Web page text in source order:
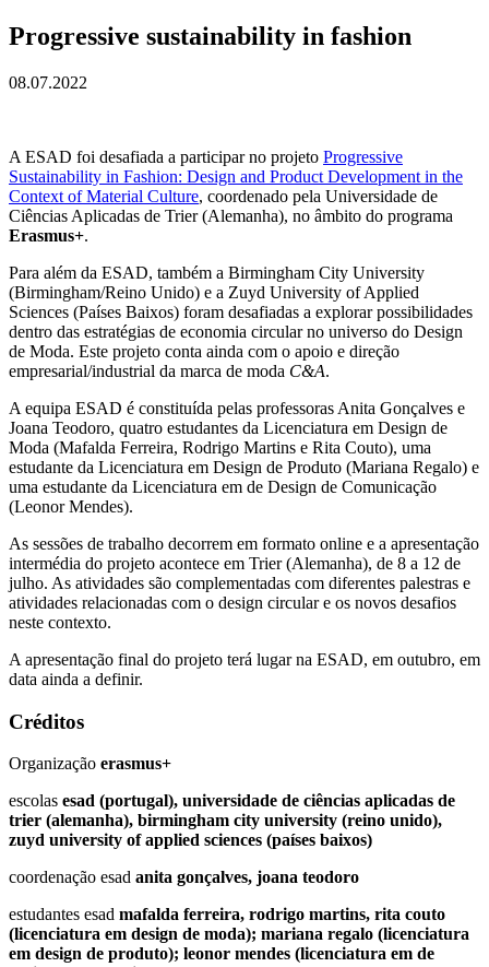
Progressive sustainability in fashion
08.07.2022
A ESAD foi desafiada a participar no projeto Progressive
Sustainability in Fashion: Design and Product Development in the
Context of Material Culture, coordenado pela Universidade de
Ciências Aplicadas de Trier (Alemanha), no âmbito do programa
Erasmus+.
Para além da ESAD, também a Birmingham City University
(Birmingham/Reino Unido) e a Zuyd University of Applied
Sciences (Países Baixos) foram desafiadas a explorar possibilidades
dentro das estratégias de economia circular no universo do Design
de Moda. Este projeto conta ainda com o apoio e direção
empresarial/industrial da marca de moda C&A.
A equipa ESAD é constituída pelas professoras Anita Gonçalves e
Joana Teodoro, quatro estudantes da Licenciatura em Design de
Moda (Mafalda Ferreira, Rodrigo Martins e Rita Couto), uma
estudante da Licenciatura em Design de Produto (Mariana Regalo) e
uma estudante da Licenciatura em de Design de Comunicação
(Leonor Mendes).
As sessões de trabalho decorrem em formato online e a apresentação
intermédia do projeto acontece em Trier (Alemanha), de 8 a 12 de
julho. As atividades são complementadas com diferentes palestras e
atividades relacionadas com o design circular e os novos desafios
neste contexto.
A apresentação final do projeto terá lugar na ESAD, em outubro, em
data ainda a definir.
Créditos
Organização erasmus+
escolas esad (portugal), universidade de ciências aplicadas de
trier (alemanha), birmingham city university (reino unido),
zuyd university of applied sciences (países baixos)
coordenação esad anita gonçalves, joana teodoro
estudantes esad mafalda ferreira, rodrigo martins, rita couto
(licenciatura em design de moda); mariana regalo (licenciatura
em design de produto); leonor mendes (licenciatura em de